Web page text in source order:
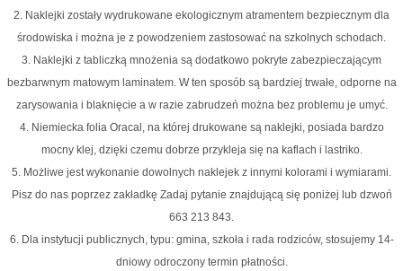
2. Naklejki zostały wydrukowane ekologicznym atramentem bezpiecznym dla
środowiska i można je z powodzeniem zastosować na szkolnych schodach.
3. Naklejki z tabliczką mnożenia są dodatkowo pokryte zabezpieczającym
bezbarwnym matowym laminatem. W ten sposób są bardziej trwałe, odporne na
zarysowania i blaknięcie a w razie zabrudzeń można bez problemu je umyć.
4. Niemiecka folia Oracal , na której drukowane są naklejki, posiada bardzo
mocny klej, dzięki czemu dobrze przykleja się na kaflach i lastriko.
5. Możliwe jest wykonanie dowolnych naklejek z innymi kolorami i wymiarami.
Pisz do nas poprzez zakładkę Zadaj pytanie znajdującą się poniżej lub dzwoń
663 213 843.
6. Dla instytucji publicznych, typu: gmina, szkoła i rada rodziców, stosujemy 14-
dniowy odroczony termin płatności.